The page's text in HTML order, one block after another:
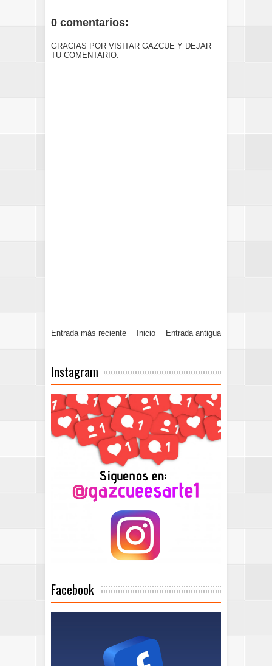
0 comentarios:
GRACIAS POR VISITAR GAZCUE Y DEJAR
TU COMENTARIO.
Entrada más reciente Entrada antigua
Inicio
Instagram
Facebook